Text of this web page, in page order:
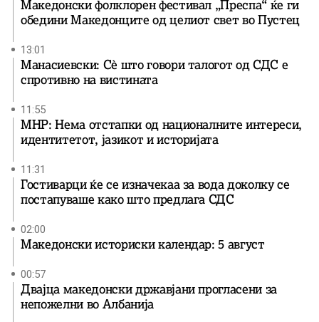
Македонски фолклорен фестивал „Преспа“ ќе ги
обедини Македонците од целиот свет во Пустец
13:01
Манасиевски: Сè што говори талогот од СДС е
спротивно на вистината
11:55
МНР: Нема отстапки од националните интереси,
идентитетот, јазикот и историјата
11:31
Гостиварци ќе се изначекаа за вода доколку се
постапуваше како што предлага СДС
02:00
Македонски историски календар: 5 август
00:57
Двајца македонски државјани прогласени за
непожелни во Албанија